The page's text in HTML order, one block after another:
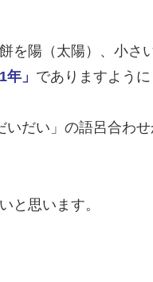
を陽（太陽）、小さ
」 でありますよう
いだい」の語呂合わせ
と思います。